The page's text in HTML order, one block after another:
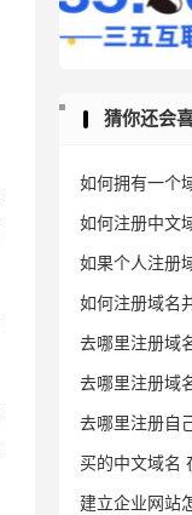
猜你还会
如何拥有一个
如何注册中文
如果个人注册
如何注册域名
去哪里注册域
去哪里注册域
去哪里注册自
买的中文域名
建立企业网站